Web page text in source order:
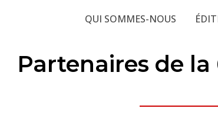
QUI SOMMES-NOUS
Partenaires de